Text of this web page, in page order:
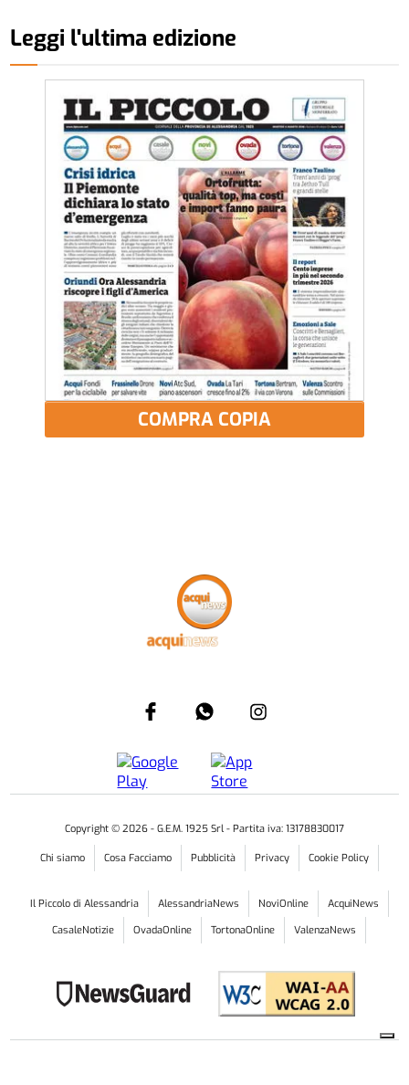
Leggi l'ultima edizione
COMPRA COPIA
Copyright © 2026 - G.E.M. 1925 Srl - Partita iva: 13178830017
Chi siamo Cosa Facciamo Pubblicità Privacy Cookie Policy
Il Piccolo di Alessandria AlessandriaNews NoviOnline
AcquiNews
CasaleNotizie
OvadaOnline TortonaOnline ValenzaNews